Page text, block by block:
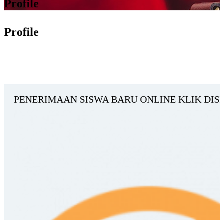
Profile
Profile
PENERIMAAN SISWA BARU ONLINE KLIK